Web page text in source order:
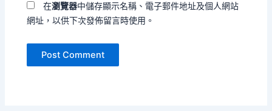
在瀏覽器中儲存顯示名稱、電子郵件地址及個人網站
網址，以供下次發佈留言時使用。